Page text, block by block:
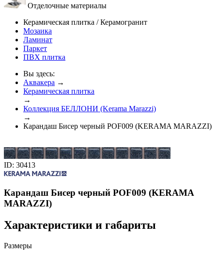
Отделочные материалы
Керамическая плитка / Керамогранит
Мозаика
Ламинат
Паркет
ПВХ плитка
Вы здесь:
Аквакера →
Керамическая плитка
→
Коллекция БЕЛЛОНИ (Kerama Marazzi)
→
Карандаш Бисер черный POF009 (KERAMA MARAZZI)
ID: 30413
Карандаш Бисер черный POF009 (KERAMA
MARAZZI)
Характеристики и габариты
Размеры